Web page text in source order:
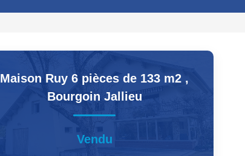
Maison Ruy 6 pièces de 133 m2 ,
Bourgoin Jallieu
Vendu